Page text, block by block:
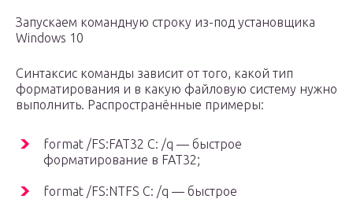
Запускаем командную строку из-под установщика
Windows 10
Синтаксис команды зависит от того, какой тип
форматирования и в какую файловую систему нужно
выполнить. Распространённые примеры:
format /FS:FAT32 С: /q — быстрое
форматирование в FAT32;
format /FS:NTFS С: /q — быстрое